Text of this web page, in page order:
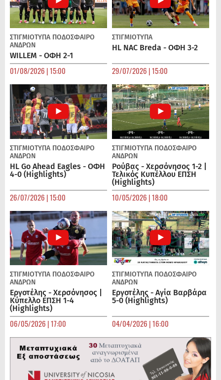
ΣΤΙΓΜΙΟΤΥΠΑ ΠΟΔΌΣΦΑΙΡΟ
ΑΝΔΡΏΝ
WILLEM - ΟΦΗ 2-1
01/08/2026 | 15:00
ΣΤΙΓΜΙΟΤΥΠΑ
HL NAC Breda - ΟΦΗ 3-2
29/07/2026 | 15:00
ΣΤΙΓΜΙΟΤΥΠΑ ΠΟΔΌΣΦΑΙΡΟ
ΑΝΔΡΏΝ
HL Go Ahead Eagles - ΟΦΗ
4-0 (Highlights)
26/07/2026 | 15:00
ΣΤΙΓΜΙΟΤΥΠΑ ΠΟΔΌΣΦΑΙΡΟ
ΑΝΔΡΏΝ
Ρούβας - Χερσόνησος 1-2 |
Τελικός Κυπέλλου ΕΠΣΗ
(Highlights)
10/05/2026 | 18:00
ΣΤΙΓΜΙΟΤΥΠΑ ΠΟΔΌΣΦΑΙΡΟ
ΑΝΔΡΏΝ
Εργοτέλης - Χερσόνησος |
Κύπελλο ΕΠΣΗ 1-4
(Highlights)
06/05/2026 | 17:00
ΣΤΙΓΜΙΟΤΥΠΑ ΠΟΔΌΣΦΑΙΡΟ
ΑΝΔΡΏΝ
Εργοτέλης - Αγία Βαρβάρα
5-0 (Highlights)
04/04/2026 | 16:00